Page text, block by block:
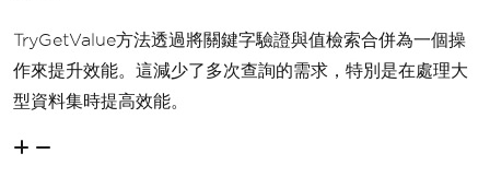
TryGetValue方法透過將關鍵字驗證與值檢索合併為一個操
作來提升效能。這減少了多次查詢的需求，特別是在處理大
型資料集時提高效能。